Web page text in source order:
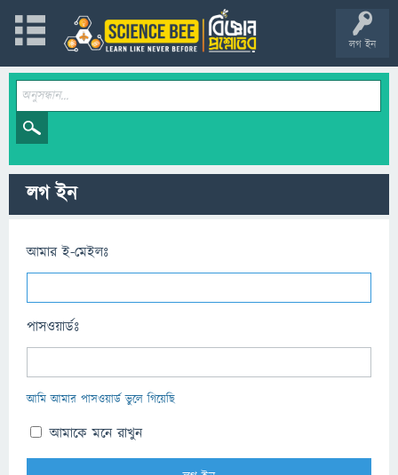
লগ ইন
লগ ইন
আমার ই-মেইলঃ
পাসওয়ার্ডঃ
আমি আমার পাসওয়ার্ড ভুলে গিয়েছি
আমাকে মনে রাখুন